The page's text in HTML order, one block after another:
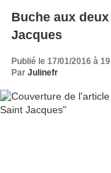
Buche aux
Jacques
Publié le 17/01/2016 à
Par Julinefr